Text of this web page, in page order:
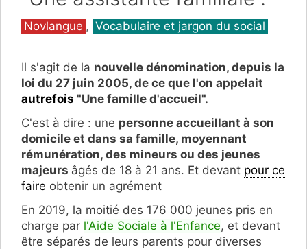
Catégories
Novlangue , Vocabulaire et jargon du social
Il s'agit de la nouvelle dénomination, depuis la
loi du 27 juin 2005, de ce que l'on appelait
autrefois "Une famille d'accueil".
C'est à dire : une personne accueillant à son
domicile et dans sa famille, moyennant
rémunération, des mineurs ou des jeunes
majeurs âgés de 18 à 21 ans. Et devant pour ce
faire obtenir un agrément
En 2019, la moitié des 176 000 jeunes pris en
charge par l'Aide Sociale à l'Enfance, et devant
être séparés de leurs parents pour diverses